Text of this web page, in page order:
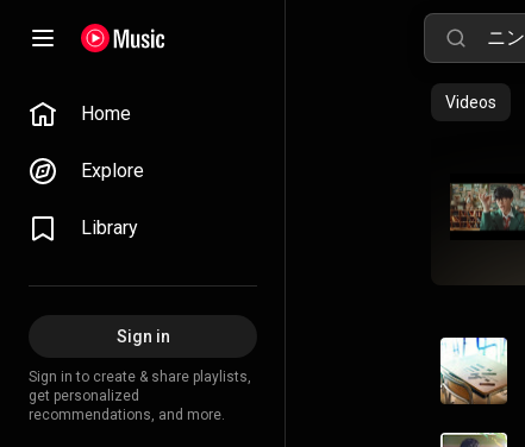
Home
Explore
Library
Sign in
Sign in to create & share playlists,
get personalized
recommendations, and more.
Videos